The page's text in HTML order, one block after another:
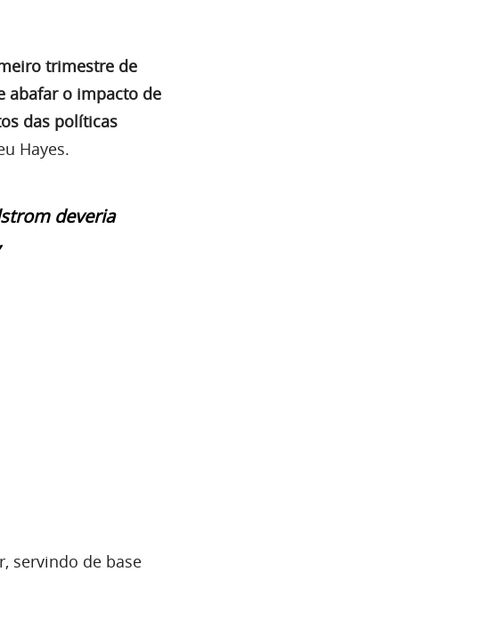
trimestre de
abafar o impacto de
das políticas
Hayes.
deveria
servindo de base